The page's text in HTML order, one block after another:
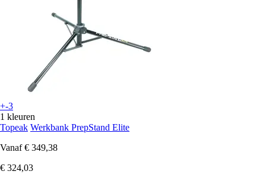
+-3
1 kleuren
Topeak Werkbank PrepStand Elite
Vanaf € 349,38
€ 324,03